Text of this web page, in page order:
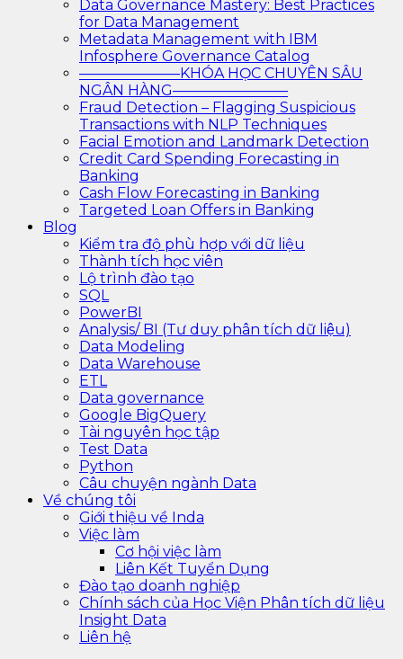
Data Governance Mastery: Best Practices
for Data Management
Metadata Management with IBM
Infosphere Governance Catalog
———————KHÓA HỌC CHUYÊN SÂU
NGÂN HÀNG————————
Fraud Detection – Flagging Suspicious
Transactions with NLP Techniques
Facial Emotion and Landmark Detection
Credit Card Spending Forecasting in
Banking
Cash Flow Forecasting in Banking
Targeted Loan Offers in Banking
Blog
Kiểm tra độ phù hợp với dữ liệu
Thành tích học viên
Lộ trình đào tạo
SQL
PowerBI
Analysis/ BI (Tư duy phân tích dữ liệu)
Data Modeling
Data Warehouse
ETL
Data governance
Google BigQuery
Tài nguyên học tập
Test Data
Python
Câu chuyện ngành Data
Về chúng tôi
Giới thiệu về Inda
Việc làm
Cơ hội việc làm
Liên Kết Tuyển Dụng
Đào tạo doanh nghiệp
Chính sách của Học Viện Phân tích dữ liệu
Insight Data
Liên hệ